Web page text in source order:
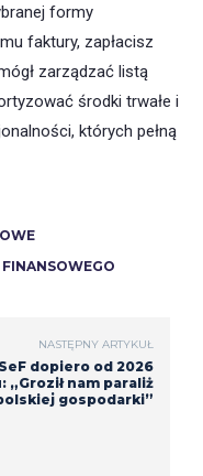
formy
faktury, zapłacisz
zarządzać listą
środki trwałe i
których pełną
NASTĘPNY ARTYKUŁ
dopiero od 2026
„Groził nam paraliż
gospodarki”